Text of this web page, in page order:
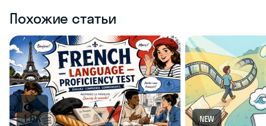
Похожие статьи
1.6K NEW